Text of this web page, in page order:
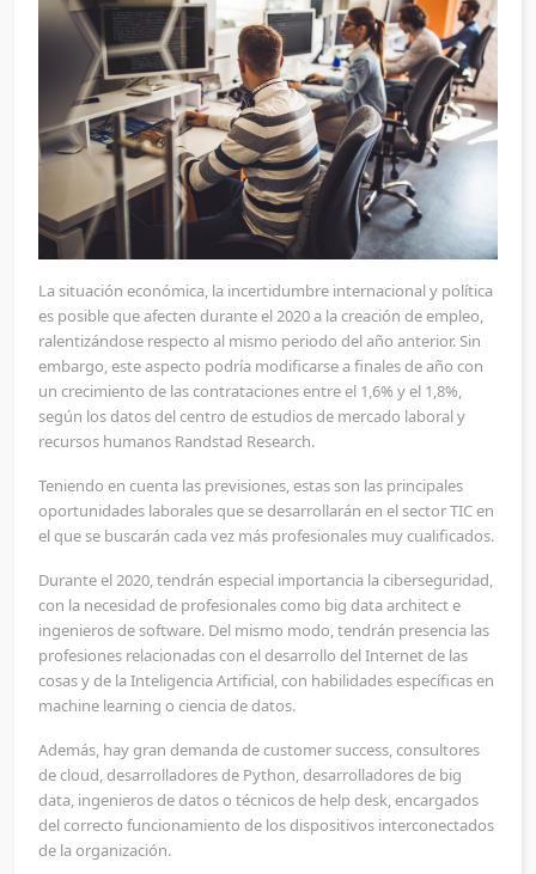
La situación económica, la incertidumbre internacional y política
es posible que afecten durante el 2020 a la creación de empleo,
ralentizándose respecto al mismo periodo del año anterior. Sin
embargo, este aspecto podría modificarse a finales de año con
un crecimiento de las contrataciones entre el 1,6% y el 1,8%,
según los datos del centro de estudios de mercado laboral y
recursos humanos Randstad Research.
Teniendo en cuenta las previsiones, estas son las principales
oportunidades laborales que se desarrollarán en el sector TIC en
el que se buscarán cada vez más profesionales muy cualificados.
Durante el 2020, tendrán especial importancia la ciberseguridad,
con la necesidad de profesionales como big data architect e
ingenieros de software. Del mismo modo, tendrán presencia las
profesiones relacionadas con el desarrollo del Internet de las
cosas y de la Inteligencia Artificial, con habilidades específicas en
machine learning o ciencia de datos.
Además, hay gran demanda de customer success, consultores
de cloud, desarrolladores de Python, desarrolladores de big
data, ingenieros de datos o técnicos de help desk, encargados
del correcto funcionamiento de los dispositivos interconectados
de la organización.